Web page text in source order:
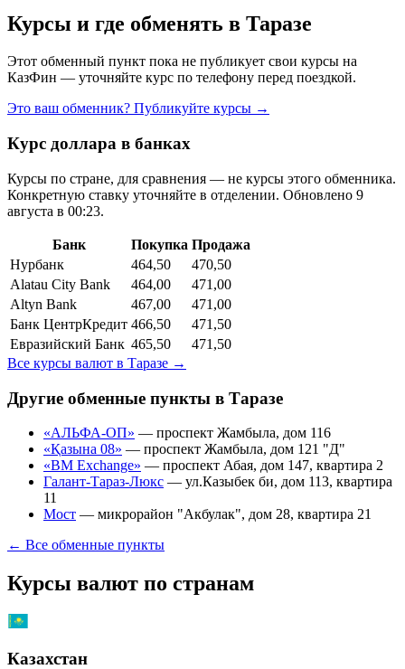
Курсы и где обменять в Таразе
Этот обменный пункт пока не публикует свои курсы на
КазФин — уточняйте курс по телефону перед поездкой.
Это ваш обменник? Публикуйте курсы →
Курс доллара в банках
Курсы по стране, для сравнения — не курсы этого обменника.
Конкретную ставку уточняйте в отделении. Обновлено 9
августа в 00:23.
Банк Покупка Продажа
Нурбанк
464,50
470,50
Alatau City Bank
464,00
471,00
Altyn Bank
467,00
471,00
Банк ЦентрКредит 466,50
471,50
Евразийский Банк 465,50
471,50
Все курсы валют в Таразе →
Другие обменные пункты в Таразе
«АЛЬФА-ОП» — проспект Жамбыла, дом 116
«Қазына 08» — проспект Жамбыла, дом 121 "Д"
«BM Exchange» — проспект Абая, дом 147, квартира 2
Галант-Тараз-Люкс — ул.Казыбек би, дом 113, квартира
11
Мост — микрорайон "Акбулак", дом 28, квартира 21
← Все обменные пункты
Курсы валют по странам
Казахстан